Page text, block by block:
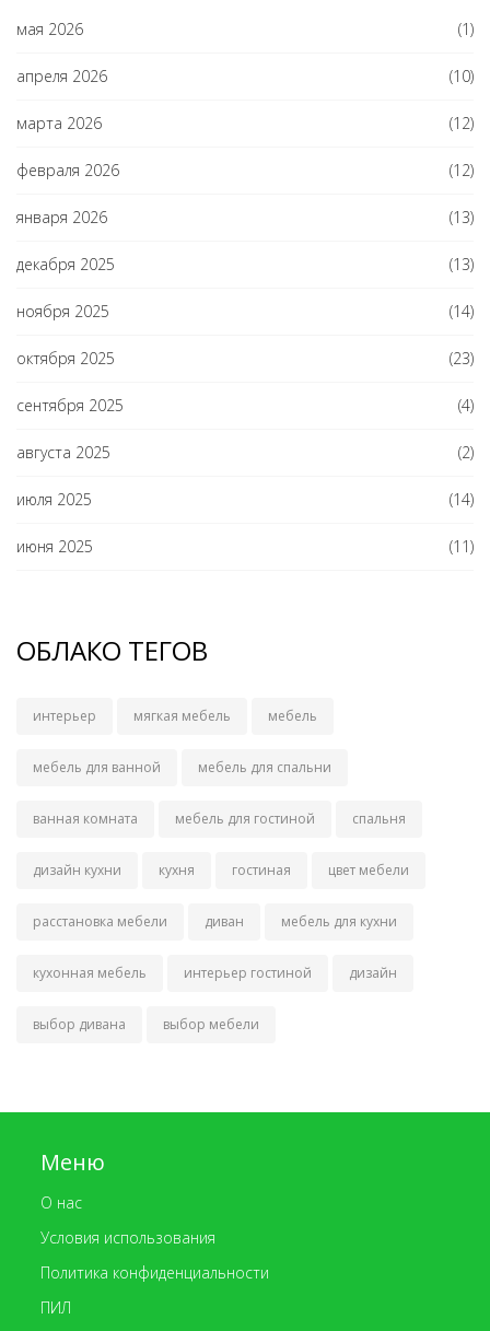
мая 2026 (1)
апреля 2026 (10)
марта 2026 (12)
февраля 2026 (12)
января 2026 (13)
декабря 2025 (13)
ноября 2025 (14)
октября 2025 (23)
сентября 2025 (4)
августа 2025 (2)
июля 2025 (14)
июня 2025 (11)
ОБЛАКО ТЕГОВ
интерьер мягкая мебель мебель
мебель для ванной мебель для спальни
ванная комната мебель для гостиной спальня
дизайн кухни кухня гостиная цвет мебели
расстановка мебели диван мебель для кухни
кухонная мебель интерьер гостиной дизайн
выбор дивана выбор мебели
Меню
О нас
Условия использования
Политика конфиденциальности
ПИЛ